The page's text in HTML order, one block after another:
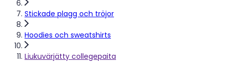
Stickade plagg och tröjor
Hoodies och sweatshirts
Liukuvärjätty collegepaita